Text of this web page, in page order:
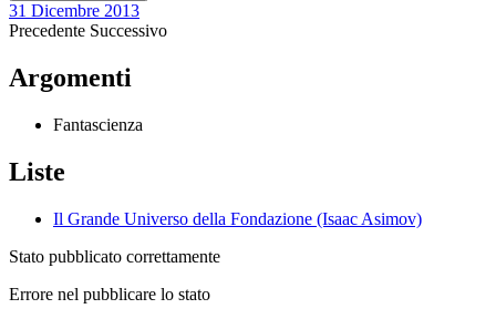
31 Dicembre 2013
Precedente Successivo
Argomenti
Fantascienza
Liste
Il Grande Universo della Fondazione (Isaac Asimov)
Stato pubblicato correttamente
Errore nel pubblicare lo stato